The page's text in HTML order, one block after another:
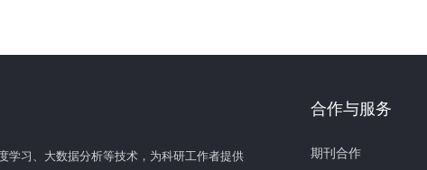
学习、大数据分析等技术，为科研工作者提供
合作与服务
期刊合作